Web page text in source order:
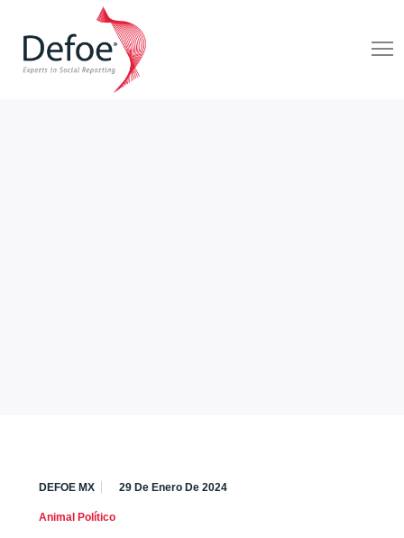
DEFOE MX 29 De Enero De 2024
Animal Político